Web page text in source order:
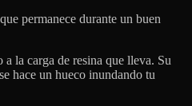
permanece durante un buen
la carga de resina que lleva. Su
hace un hueco inundando tu